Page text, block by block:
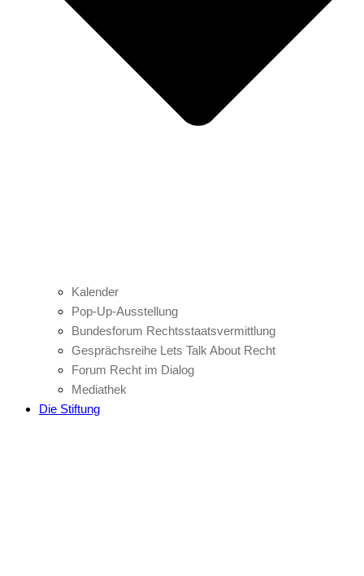
Kalender
Pop-Up-Ausstellung
Bundesforum Rechtsstaatsvermittlung
Gesprächsreihe Lets Talk About Recht
Forum Recht im Dialog
Mediathek
Die Stiftung